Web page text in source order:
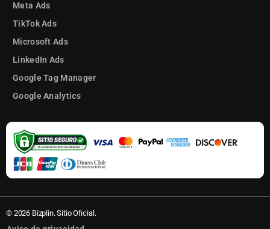
Google Maps multisucursal
💸 Tabla de precios
📦 Notificaciones por bajo
🎵 Vende más con TikTok
Shopping en tu tienda
online
📘 Conecta tu tienda online
Meta Ads
TikTok Ads
Microsoft Ads
LinkedIn Ads
Google Tag Manager
Google Analytics
© 2026 Bizplin. Sitio Oficial.